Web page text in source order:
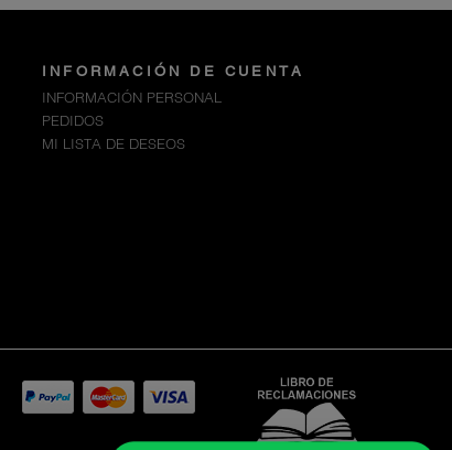
INFORMACIÓN DE CUENTA
INFORMACIÓN PERSONAL
PEDIDOS
MI LISTA DE DESEOS